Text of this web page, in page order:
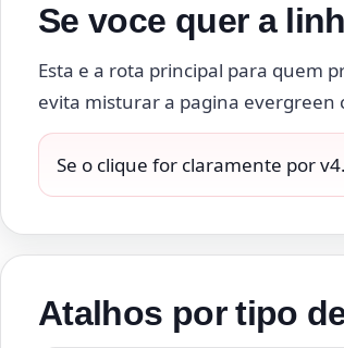
Se voce quer a
Esta e a rota principal para quem
evita misturar a pagina evergreen
Se o clique for claramente por
Atalhos por tipo